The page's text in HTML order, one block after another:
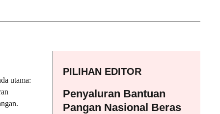
utama:
PILIHAN EDITOR
Penyaluran Bantuan
Pangan Nasional Beras